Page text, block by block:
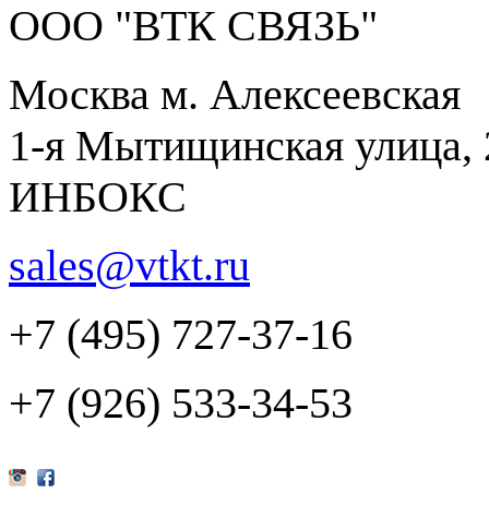
ООО "ВТК СВЯЗЬ"
Москва м. Алексеевская
1-я Мытищинская улица,
ИНБОКС
sales@vtkt.ru
+7 (495) 727-37-16
+7 (926) 533-34-53